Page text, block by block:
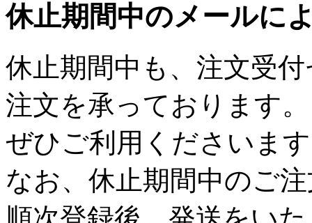
休止期間中のメールに
休止期間中も、注文受
注文を承っております。
ぜひご利用くださいま
なお、休止期間中のご